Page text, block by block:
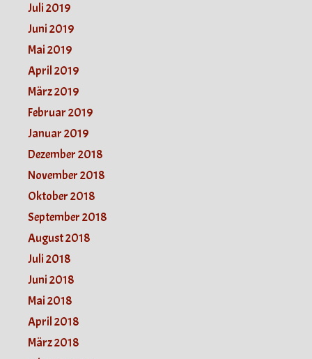
Juli 2019
Juni 2019
Mai 2019
April 2019
März 2019
Februar 2019
Januar 2019
Dezember 2018
November 2018
Oktober 2018
September 2018
August 2018
Juli 2018
Juni 2018
Mai 2018
April 2018
März 2018